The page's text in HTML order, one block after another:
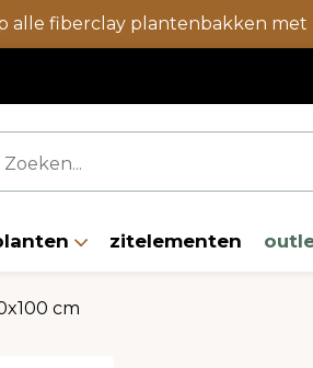
alle fiberclay plantenbakken met
zitelementen
cm